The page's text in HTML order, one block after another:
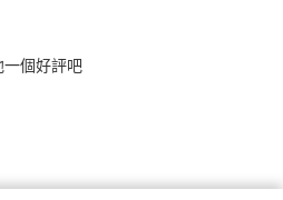
一個好評吧